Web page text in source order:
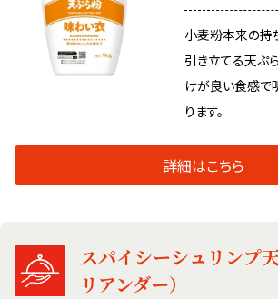
小麦粉本来の持
引き立てる天ぷ
けが良い食感で
ります。
詳細はこちら
スパイシーシュリンプ
リアンダー）